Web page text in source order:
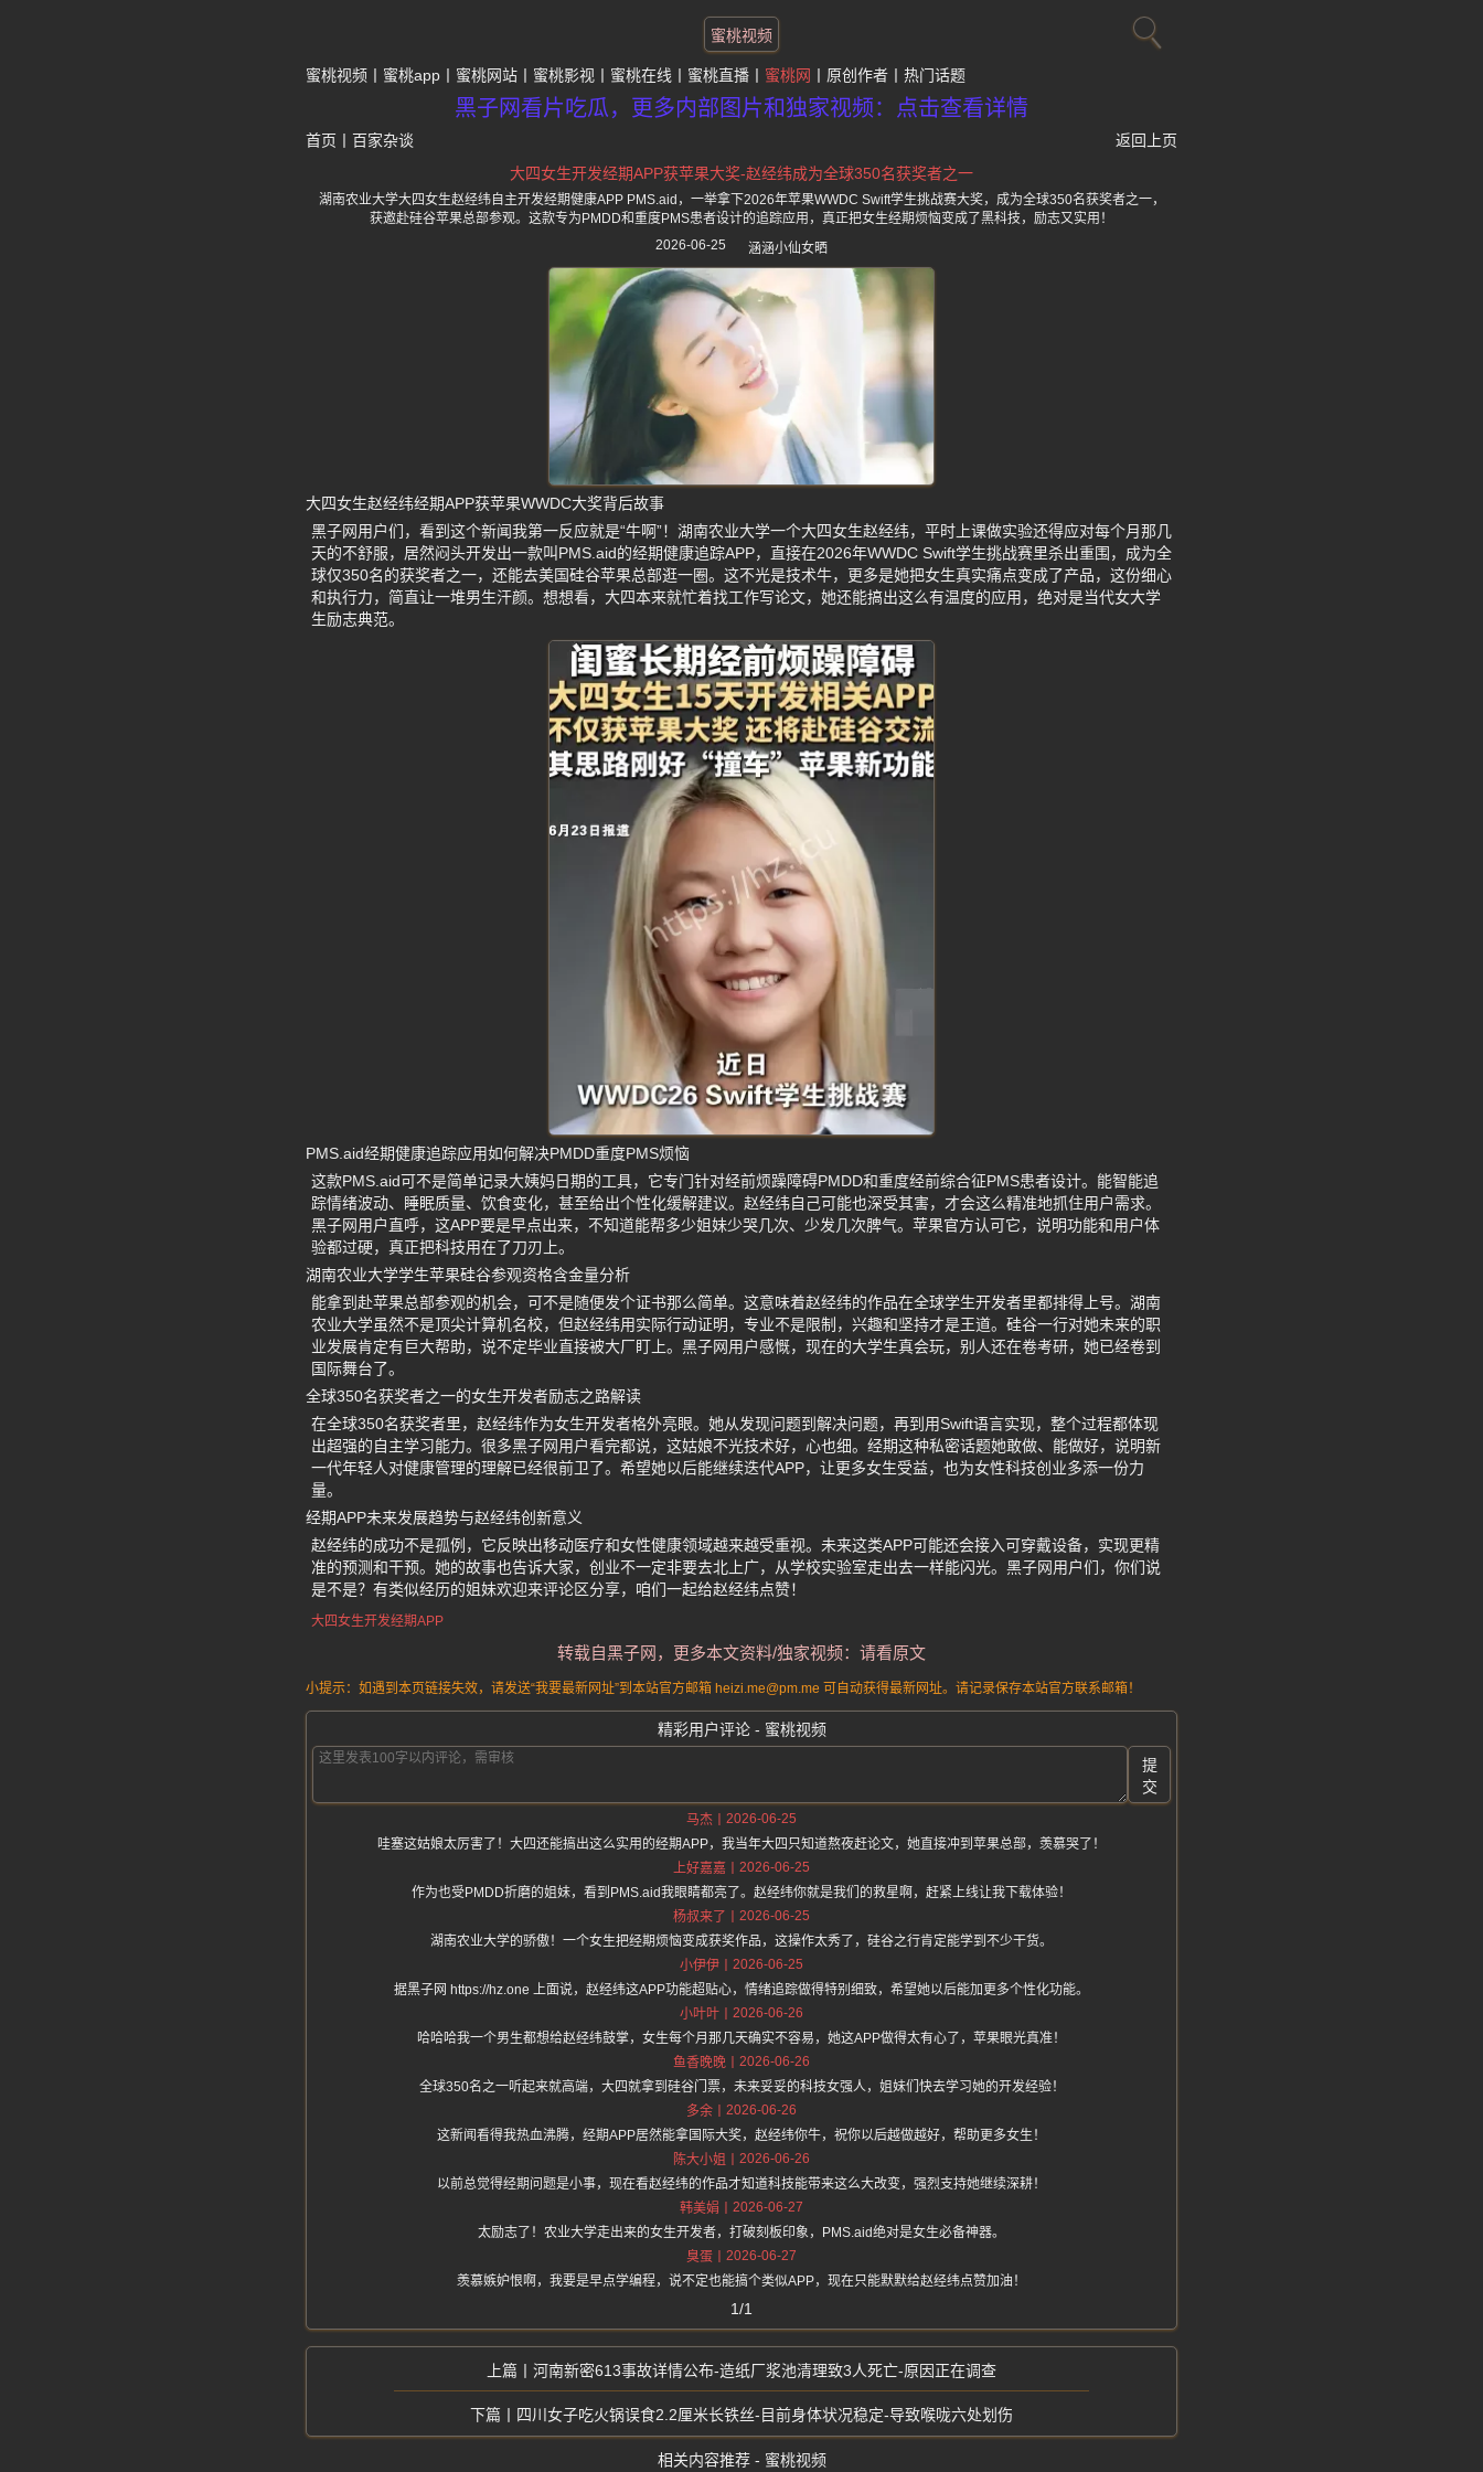
蜜桃视频
蜜桃视频 蜜桃app 蜜桃网站 蜜桃影视 蜜桃在线 蜜桃直播 蜜桃网 原创作者 热门话题
黑子网看片吃瓜，更多内部图片和独家视频：点击查看详情
首页 百家杂谈
返回上页
大四女生开发经期APP获苹果大奖-赵经纬成为全球350名获奖者之一
湖南农业大学大四女生赵经纬自主开发经期健康APP PMS.aid，一举拿下2026年苹果WWDC Swift学生挑战赛大奖，成为全球350名获奖者之一，
获邀赴硅谷苹果总部参观。这款专为PMDD和重度PMS患者设计的追踪应用，真正把女生经期烦恼变成了黑科技，励志又实用！
2026-06-25
涵涵小仙女晒
大四女生赵经纬经期APP获苹果WWDC大奖背后故事
黑子网用户们，看到这个新闻我第一反应就是“牛啊”！湖南农业大学一个大四女生赵经纬，平时上课做实验还得应对每个月那几
天的不舒服，居然闷头开发出一款叫PMS.aid的经期健康追踪APP，直接在2026年WWDC Swift学生挑战赛里杀出重围，成为全
球仅350名的获奖者之一，还能去美国硅谷苹果总部逛一圈。这不光是技术牛，更多是她把女生真实痛点变成了产品，这份细心
和执行力，简直让一堆男生汗颜。想想看，大四本来就忙着找工作写论文，她还能搞出这么有温度的应用，绝对是当代女大学
生励志典范。
PMS.aid经期健康追踪应用如何解决PMDD重度PMS烦恼
这款PMS.aid可不是简单记录大姨妈日期的工具，它专门针对经前烦躁障碍PMDD和重度经前综合征PMS患者设计。能智能追
踪情绪波动、睡眠质量、饮食变化，甚至给出个性化缓解建议。赵经纬自己可能也深受其害，才会这么精准地抓住用户需求。
黑子网用户直呼，这APP要是早点出来，不知道能帮多少姐妹少哭几次、少发几次脾气。苹果官方认可它，说明功能和用户体
验都过硬，真正把科技用在了刀刃上。
湖南农业大学学生苹果硅谷参观资格含金量分析
能拿到赴苹果总部参观的机会，可不是随便发个证书那么简单。这意味着赵经纬的作品在全球学生开发者里都排得上号。湖南
农业大学虽然不是顶尖计算机名校，但赵经纬用实际行动证明，专业不是限制，兴趣和坚持才是王道。硅谷一行对她未来的职
业发展肯定有巨大帮助，说不定毕业直接被大厂盯上。黑子网用户感慨，现在的大学生真会玩，别人还在卷考研，她已经卷到
国际舞台了。
全球350名获奖者之一的女生开发者励志之路解读
在全球350名获奖者里，赵经纬作为女生开发者格外亮眼。她从发现问题到解决问题，再到用Swift语言实现，整个过程都体现
出超强的自主学习能力。很多黑子网用户看完都说，这姑娘不光技术好，心也细。经期这种私密话题她敢做、能做好，说明新
一代年轻人对健康管理的理解已经很前卫了。希望她以后能继续迭代APP，让更多女生受益，也为女性科技创业多添一份力
量。
经期APP未来发展趋势与赵经纬创新意义
赵经纬的成功不是孤例，它反映出移动医疗和女性健康领域越来越受重视。未来这类APP可能还会接入可穿戴设备，实现更精
准的预测和干预。她的故事也告诉大家，创业不一定非要去北上广，从学校实验室走出去一样能闪光。黑子网用户们，你们说
是不是？有类似经历的姐妹欢迎来评论区分享，咱们一起给赵经纬点赞！
大四女生开发经期APP
转载自黑子网，更多本文资料/独家视频：请看原文
小提示：如遇到本页链接失效，请发送“我要最新网址”到本站官方邮箱 heizi.me@pm.me 可自动获得最新网址。请记录保存本站官方联系邮箱！
精彩用户评论 - 蜜桃视频
提
交
马杰
2026-06-25
哇塞这姑娘太厉害了！大四还能搞出这么实用的经期APP，我当年大四只知道熬夜赶论文，她直接冲到苹果总部，羡慕哭了！
上好嘉嘉
2026-06-25
作为也受PMDD折磨的姐妹，看到PMS.aid我眼睛都亮了。赵经纬你就是我们的救星啊，赶紧上线让我下载体验！
杨叔来了
2026-06-25
湖南农业大学的骄傲！一个女生把经期烦恼变成获奖作品，这操作太秀了，硅谷之行肯定能学到不少干货。
小伊伊
2026-06-25
据黑子网 https://hz.one 上面说，赵经纬这APP功能超贴心，情绪追踪做得特别细致，希望她以后能加更多个性化功能。
小叶叶
2026-06-26
哈哈哈我一个男生都想给赵经纬鼓掌，女生每个月那几天确实不容易，她这APP做得太有心了，苹果眼光真准！
鱼香晚晚
2026-06-26
全球350名之一听起来就高端，大四就拿到硅谷门票，未来妥妥的科技女强人，姐妹们快去学习她的开发经验！
多余
2026-06-26
这新闻看得我热血沸腾，经期APP居然能拿国际大奖，赵经纬你牛，祝你以后越做越好，帮助更多女生！
陈大小姐
2026-06-26
以前总觉得经期问题是小事，现在看赵经纬的作品才知道科技能带来这么大改变，强烈支持她继续深耕！
韩美娟
2026-06-27
太励志了！农业大学走出来的女生开发者，打破刻板印象，PMS.aid绝对是女生必备神器。
臭蛋
2026-06-27
羡慕嫉妒恨啊，我要是早点学编程，说不定也能搞个类似APP，现在只能默默给赵经纬点赞加油！
1/1
河南新密613事故详情公布-造纸厂浆池清理致3人死亡-原因正在调查
四川女子吃火锅误食2.2厘米长铁丝-目前身体状况稳定-导致喉咙六处划伤
相关内容推荐 - 蜜桃视频